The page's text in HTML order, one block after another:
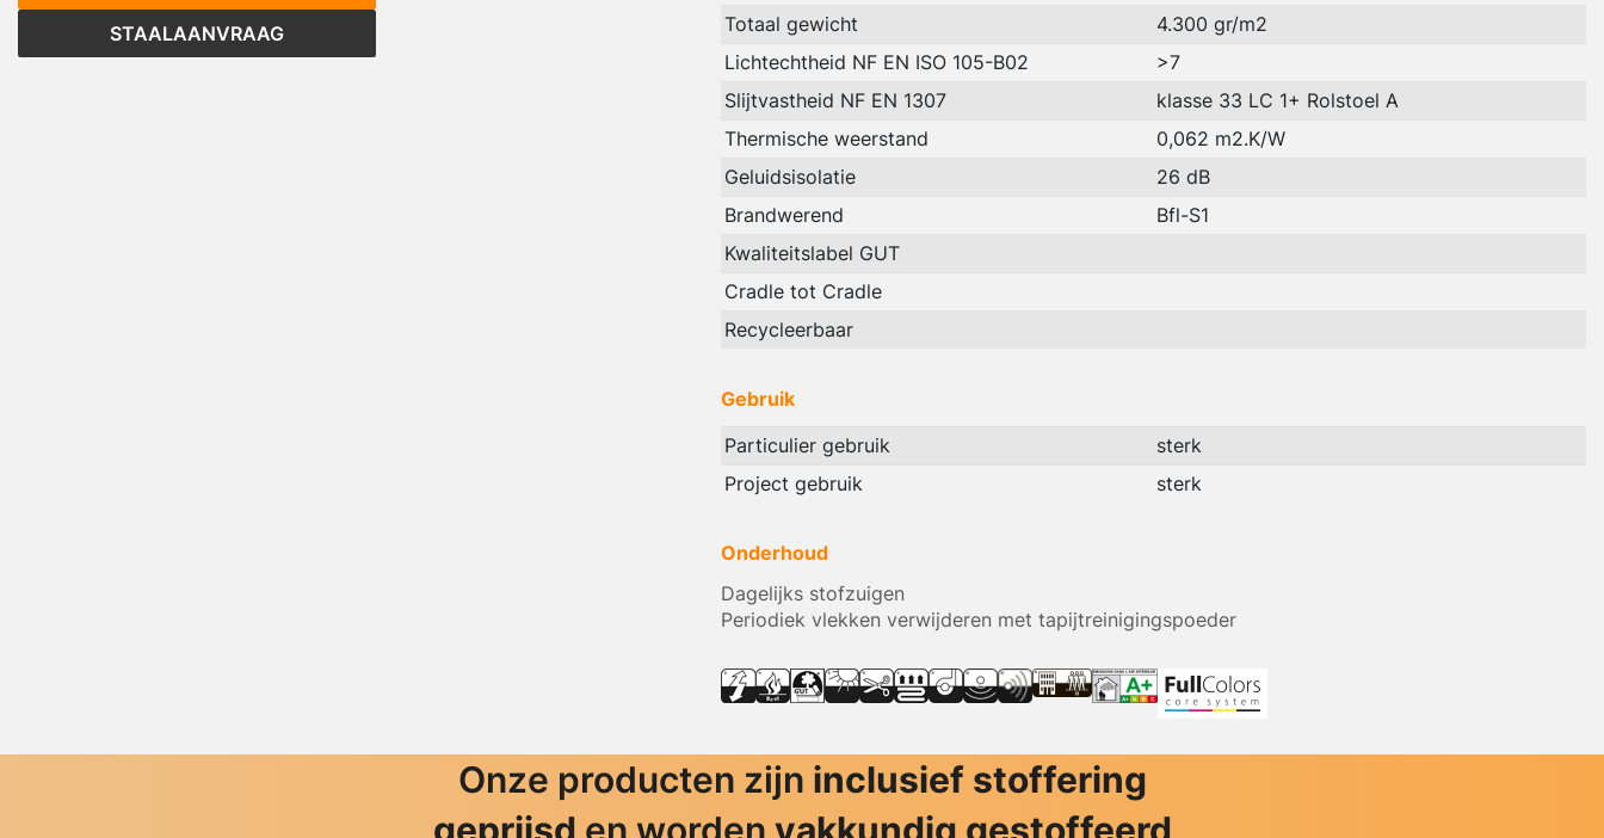
STAALAANVRAAG
Totaal gewicht
4.300 gr/m2
Lichtechtheid NF EN ISO 105-B02
>7
Slijtvastheid NF EN 1307
klasse 33 LC 1+ Rolstoel A
Thermische weerstand
0,062 m2.K/W
Geluidsisolatie
26 dB
Brandwerend
Bfl-S1
Kwaliteitslabel GUT
Cradle tot Cradle
Recycleerbaar
Gebruik
Particulier gebruik
sterk
Project gebruik
sterk
Onderhoud
Dagelijks stofzuigen
Periodiek vlekken verwijderen met tapijtreinigingspoeder
Onze producten zijn inclusief stoffering